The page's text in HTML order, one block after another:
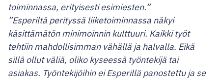
toiminnassa, erityisesti esimiesten.”
”Esperiltä perityssä liiketoiminnassa näkyi
käsittämätön minimoinnin kulttuuri. Kaikki työt
tehtiin mahdollisimman vähällä ja halvalla. Eikä
sillä ollut väliä, oliko kyseessä työntekijä tai
asiakas. Työntekijöihin ei Esperillä panostettu ja se